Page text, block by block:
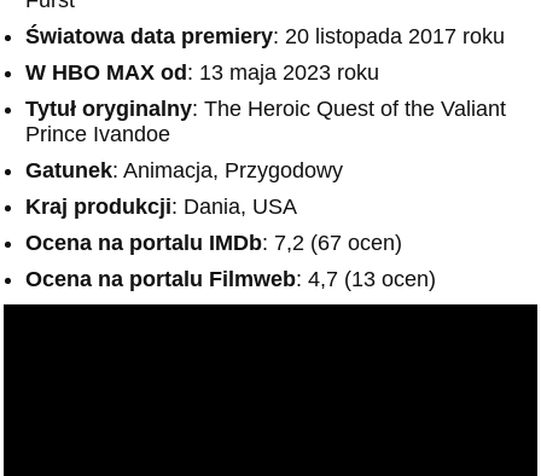
Światowa data premiery: 20 listopada 2017 roku
W HBO MAX od : 13 maja 2023 roku
Tytuł oryginalny: The Heroic Quest of the Valiant
Prince Ivandoe
Gatunek: Animacja, Przygodowy
Kraj produkcji: Dania, USA
Ocena na portalu IMDb: 7,2 (67 ocen)
Ocena na portalu Filmweb: 4,7 (13 ocen)